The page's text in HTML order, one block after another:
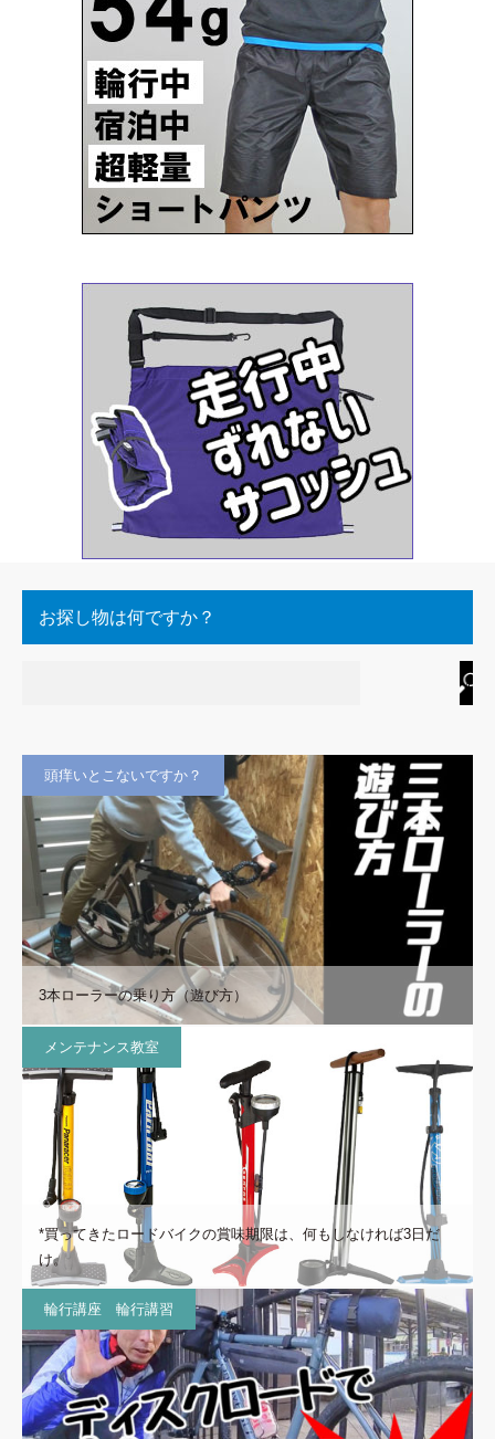
お探し物は何ですか？
頭痒いとこないですか？
3本ローラーの乗り方（遊び方）
メンテナンス教室
*買ってきたロードバイクの賞味期限は、何もしなければ3日だ
け。
輪行講座 輪行講習